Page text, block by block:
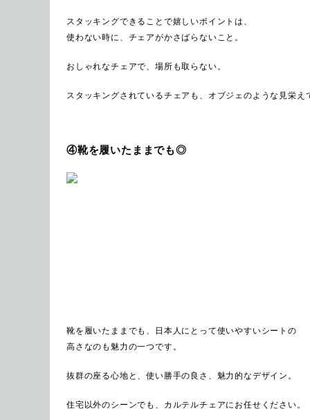
スタッキングできることで嬉しいポイントは、
使わない時に、チェアがかさばらないこと。
おしゃれなチェアで、場所も取らない。
スタッキングされているチェアも、オブジェのような見栄え
④靴を履いたままでも◎
靴を履いたままでも、日本人にとって使いやすいシートの
高さなのも魅力の一つです。
抜群の座る心地と、使い勝手の良さ、魅力的なデザイン。
住宅以外のシーンでも、カルテルチェアにお任せください。